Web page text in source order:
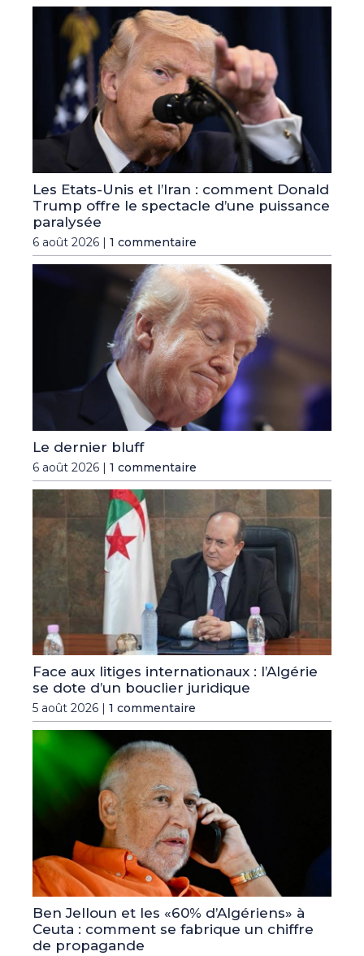
Les Etats-Unis et l’Iran : comment Donald
Trump offre le spectacle d’une puissance
paralysée
6 août 2026 | 1 commentaire
Le dernier bluff
6 août 2026 | 1 commentaire
Face aux litiges internationaux : l’Algérie
se dote d’un bouclier juridique
5 août 2026 | 1 commentaire
Ben Jelloun et les «60% d’Algériens» à
Ceuta : comment se fabrique un chiffre
de propagande